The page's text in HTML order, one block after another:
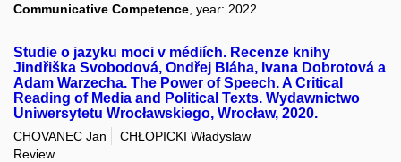
Communicative Competence, year: 2022
Studie o jazyku moci v médiích. Recenze knihy
Jindřiška Svobodová, Ondřej Bláha, Ivana Dobrotová a
Adam Warzecha. The Power of Speech. A Critical
Reading of Media and Political Texts. Wydawnictwo
Uniwersytetu Wrocławskiego, Wrocław, 2020.
CHOVANEC Jan
CHŁOPICKI Władyslaw
Review